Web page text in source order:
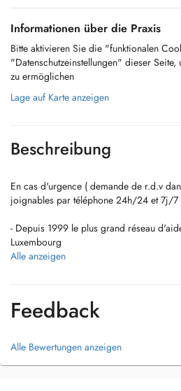
Informationen über die Praxis
Bitte aktivieren Sie die "funktionalen
"Datenschutzeinstellungen" dieser Seite,
zu ermöglichen
Lage auf Karte anzeigen
Beschreibung
En cas d'urgence ( demande de r.d.v
joignables par téléphone 24h/24 et 7j/
- Depuis 1999 le plus grand réseau
Luxembourg
- Nous sommes joignable par
- Seit 1999 das größte Netzwerk für
- Wir sind 24h/24h für Sie erreichbar
- Garantierte Dienstleistung an 7 Tagen
- Ein ganzheitlich umfassendes
Alle anzeigen
Feedback
Alle Bewertungen anzeigen